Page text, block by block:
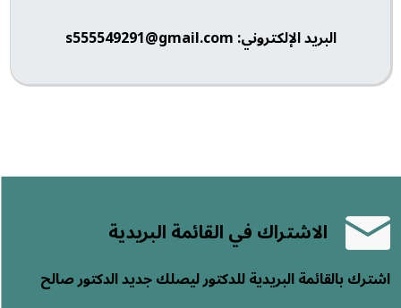
البريد الإلكتروني: s555549291@gmail.com
الاشتراك في القائمة البريدية
اشترك بالقائمة البريدية للدكتور ليصلك جديد الدكتور صالح